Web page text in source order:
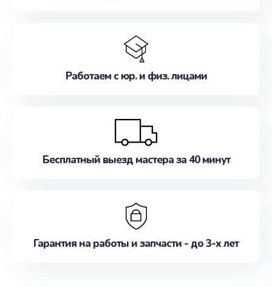
Работаем с юр. и физ. лицами
Бесплатный выезд мастера за 40 минут
Гарантия на работы и запчасти - до 3-х лет